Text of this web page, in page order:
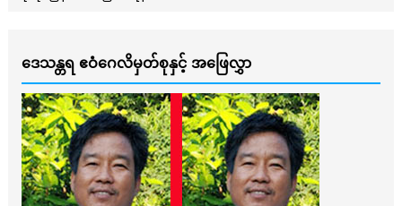
ဒေသန္တရ ဧဝံဂေလိမှတ်စုနှင့် အဖြေလွှာ